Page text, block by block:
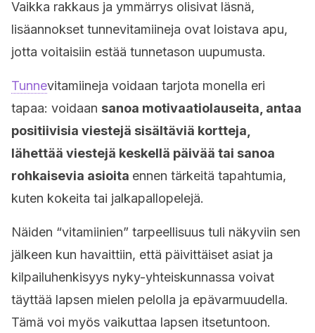
Vaikka rakkaus ja ymmärrys olisivat läsnä,
lisäannokset tunnevitamiineja ovat loistava apu,
jotta voitaisiin estää tunnetason uupumusta.
Tunnevitamiineja voidaan tarjota monella eri
tapaa: voidaan sanoa motivaatiolauseita, antaa
positiivisia viestejä sisältäviä kortteja,
lähettää viestejä keskellä päivää tai sanoa
rohkaisevia asioita ennen tärkeitä tapahtumia,
kuten kokeita tai jalkapallopelejä.
Näiden “vitamiinien” tarpeellisuus tuli näkyviin sen
jälkeen kun havaittiin, että päivittäiset asiat ja
kilpailuhenkisyys nyky-yhteiskunnassa voivat
täyttää lapsen mielen pelolla ja epävarmuudella.
Tämä voi myös vaikuttaa lapsen itsetuntoon.